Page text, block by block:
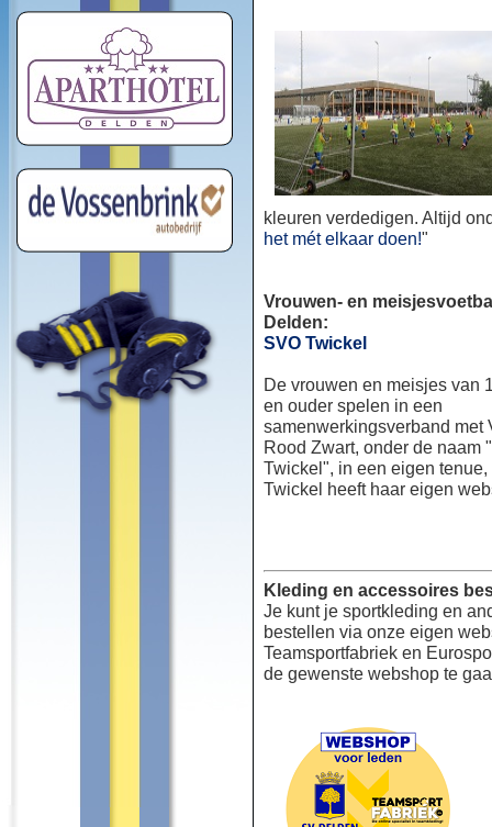
kleuren verdedigen. Altijd
het mét elkaar doen!"
Vrouwen- en
Delden:
SVO Twickel
De vrouwen en meisjes van
en ouder spelen in een
samenwerkingsverband met
Rood Zwart, onder de naam
Twickel", in een eigen
Twickel heeft haar eigen
Kleding en accessoires
Je kunt je sportkleding en
bestellen via onze eigen
Teamsportfabriek en
de gewenste webshop te